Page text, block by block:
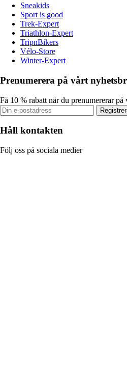
Sneakids
Sport is good
Trek-Expert
Triathlon-Expert
TripnBikers
Vélo-Store
Winter-Expert
Prenumerera på vårt
Få 10 % rabatt när du prenumererar på
Håll kontakten
Följ oss på sociala medier